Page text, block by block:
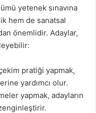
yetenek sınavına
hem de sanatsal
önemlidir. Adaylar,
pratiği yapmak,
yardımcı olur.
yapmak, adayların